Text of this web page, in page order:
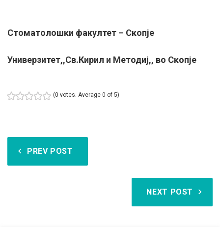
Стоматолошки факултет – Скопје
Универзитет,,Св.Кирил и Методиј,, во Скопје
(0 votes. Average 0 of 5)
Навигација
на
PREV POST
NEXT POST